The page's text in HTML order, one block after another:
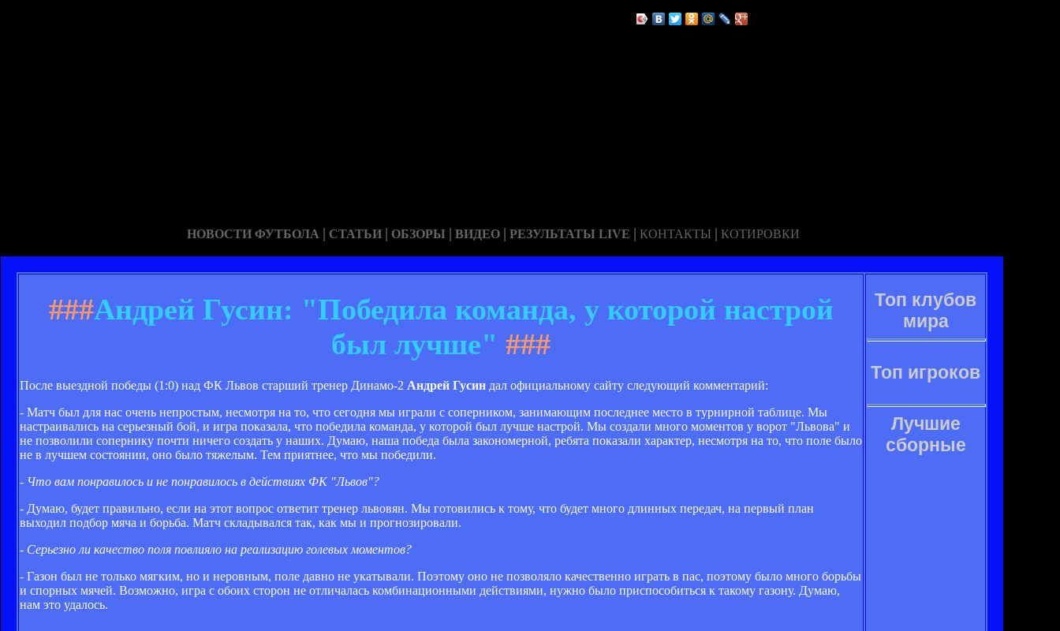
НОВОСТИ ФУТБОЛА | СТАТЬИ | ОБЗОРЫ | ВИДЕО | РЕЗУЛЬТАТЫ LIVE | КОНТАКТЫ | КОТИРОВКИ
###Андрей Гусин: "Победила команда, у которой настрой
был лучше" ###
После выездной победы (1:0) над ФК Львов старший тренер Динамо-2 Андрей Гусин дал официальному сайту следующий комментарий:
- Матч был для нас очень непростым, несмотря на то, что сегодня мы играли с соперником, занимающим последнее место в турнирной таблице. Мы
настраивались на серьезный бой, и игра показала, что победила команда, у которой был лучше настрой. Мы создали много моментов у ворот "Львова" и
не позволили сопернику почти ничего создать у наших. Думаю, наша победа была закономерной, ребята показали характер, несмотря на то, что поле было
не в лучшем состоянии, оно было тяжелым. Тем приятнее, что мы победили.
- Что вам понравилось и не понравилось в действиях ФК "Львов"?
- Думаю, будет правильно, если на этот вопрос ответит тренер львовян. Мы готовились к тому, что будет много длинных передач, на первый план
выходил подбор мяча и борьба. Матч складывался так, как мы и прогнозировали.
- Серьезно ли качество поля повлияло на реализацию голевых моментов?
- Газон был не только мягким, но и неровным, поле давно не укатывали. Поэтому оно не позволяло качественно играть в пас, поэтому было много борьбы
и спорных мячей. Возможно, игра с обоих сторон не отличалась комбинационными действиями, нужно было приспособиться к такому газону. Думаю,
нам это удалось.
Топ клубов
мира
Топ игроков
Лучшие
сборные